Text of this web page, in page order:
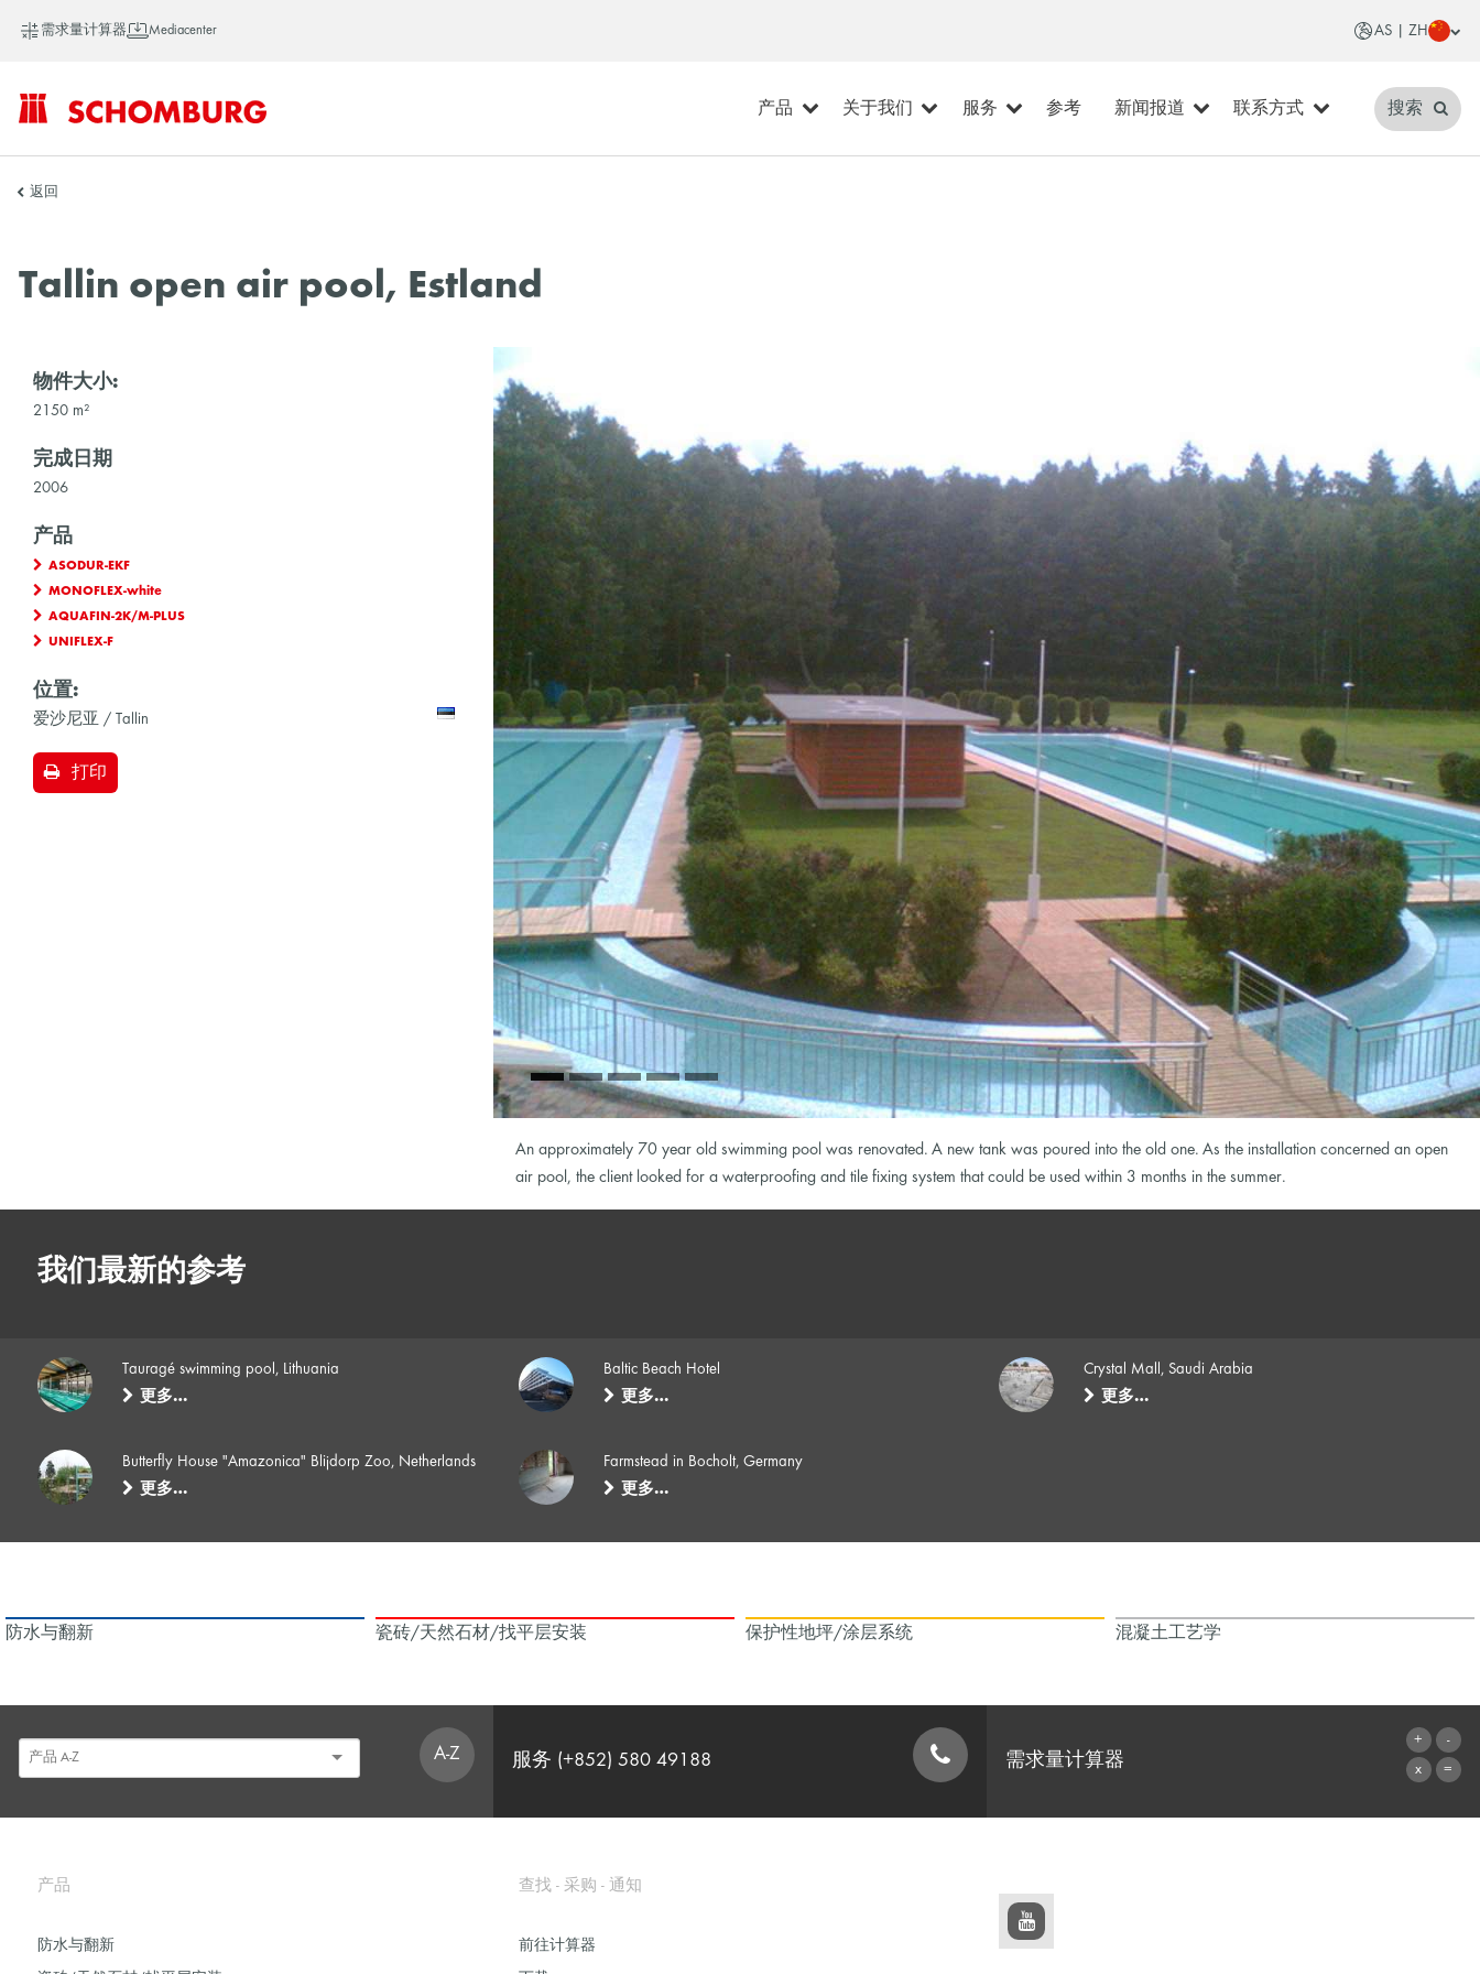
需求量计算器 Mediacenter AS | ZH
SCHOMBURG
产品 关于我们 服务 参考 新闻报道 联系方式 搜索
返回
Tallin open air pool, Estland
An approximately 70 year old swimming pool was renovated. A new tank was poured into the old one. As the installation concerned an open
air pool, the client looked for a waterproofing and tile fixing system that could be used within 3 months in the summer.
物件大小:
2150 m²
完成日期
2006
产品
ASODUR-EKF
MONOFLEX-white
AQUAFIN-2K/M-PLUS
UNIFLEX-F
位置:
爱沙尼亚 / Tallin
打印
我们最新的参考
Tauragé swimming pool, Lithuania
更多…
Baltic Beach Hotel
更多…
Crystal Mall, Saudi Arabia
更多…
Butterfly House "Amazonica" Blijdorp Zoo, Netherlands
更多…
Farmstead in Bocholt, Germany
更多…
防水与翻新 瓷砖/天然石材/找平层安装 保护性地坪/涂层系统 混凝土工艺学
A-Z 服务 (+852) 580 49188 需求量计算器
产品
防水与翻新
查找 - 采购 - 通知
前往计算器